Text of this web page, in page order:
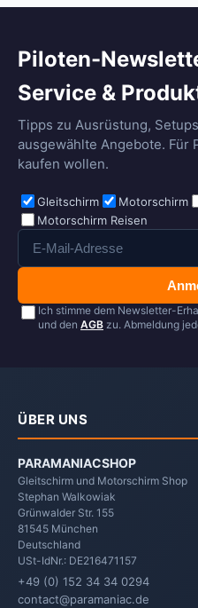
Piloten-
Service &
Tipps zu Ausrüstung,
ausgewählte Angebote. Für
kaufen wollen.
Gleitschirm Motorschirm
Motorschirm Reisen
Ich stimme dem Newsletter-
und den AGB zu. Abmeldung
ÜBER UNS
PARAMANIACSHOP
Gleitschirm und Motorschirm Shop
Stephan Walkowiak
Grünwalder Str. 155
81545 München
Deutschland
USt-IdNr.: DE216471157
+49 (0) 152 34 34 0294
contact@paramaniac.de